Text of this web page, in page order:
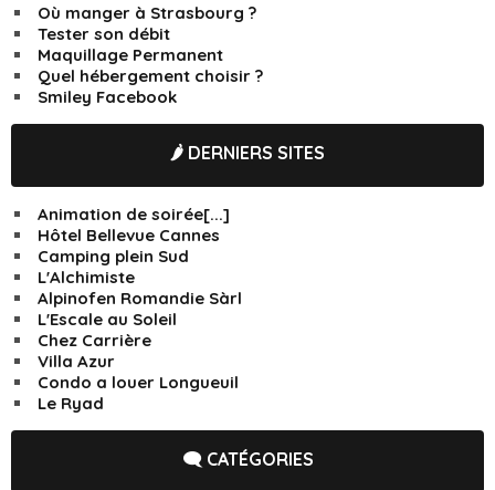
Où manger à Strasbourg ?
Tester son débit
Maquillage Permanent
Quel hébergement choisir ?
Smiley Facebook
🌶️ DERNIERS SITES
Animation de soirée[...]
Hôtel Bellevue Cannes
Camping plein Sud
L'Alchimiste
Alpinofen Romandie Sàrl
L'Escale au Soleil
Chez Carrière
Villa Azur
Condo a louer Longueuil
Le Ryad
🗨️ CATÉGORIES